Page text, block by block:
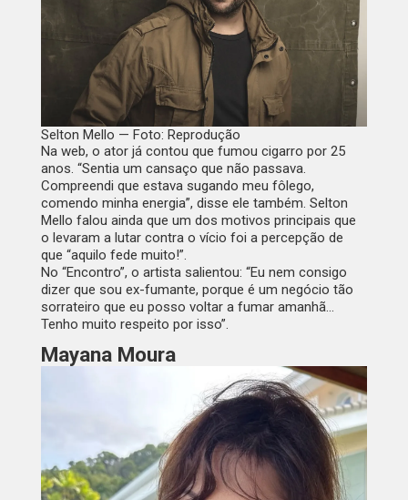
Selton Mello — Foto: Reprodução
Na web, o ator já contou que fumou cigarro por 25
anos. “Sentia um cansaço que não passava.
Compreendi que estava sugando meu fôlego,
comendo minha energia”, disse ele também. Selton
Mello falou ainda que um dos motivos principais que
o levaram a lutar contra o vício foi a percepção de
que “aquilo fede muito!”.
No “Encontro”, o artista salientou: “Eu nem consigo
dizer que sou ex-fumante, porque é um negócio tão
sorrateiro que eu posso voltar a fumar amanhã…
Tenho muito respeito por isso”.
Mayana Moura